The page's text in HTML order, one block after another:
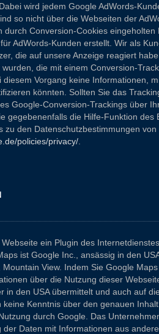
wird jedem Google AdWords-
so nicht über die Webseiten der
durch Conversion-Cookies eingeholten
AdWords-Kunden erstellt. Wir als
die auf unsere Anzeige reagiert
die mit einem Conversion-
Vorgang keine Informationen,
könnten. Sollten Sie das
Google-Conversion-Trackings über
gegebenenfalls die Hilfe-Funktion des
zu den Datenschutzbestimmungen
policies/privacy/.
ein Plugin des
ist Google Inc., ansässig in den
View. Indem Sie Google
über die Nutzung dieser
in den USA übermittelt und auch auf
keine Kenntnis über den genauen
durch Google. Das
der Daten mit Informationen aus